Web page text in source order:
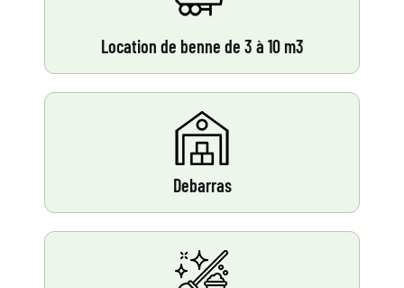
Location de benne de 3 à 10 m3
Debarras